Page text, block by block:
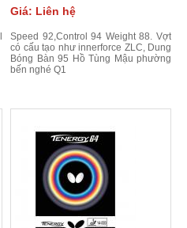
Giá: Liên hệ
Speed 92,Control 94 Weight 88. Vợt
có cấu tạo như innerforce ZLC, Dung
Bóng Bàn 95 Hồ Tùng Mậu phường
bến nghé Q1